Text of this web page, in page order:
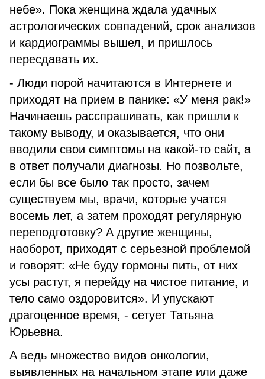
небе». Пока женщина ждала удачных
астрологических совпадений, срок анализов
и кардиограммы вышел, и пришлось
пересдавать их.
- Люди порой начитаются в Интернете и
приходят на прием в панике: «У меня рак!»
Начинаешь расспрашивать, как пришли к
такому выводу, и оказывается, что они
вводили свои симптомы на какой-то сайт, а
в ответ получали диагнозы. Но позвольте,
если бы все было так просто, зачем
существуем мы, врачи, которые учатся
восемь лет, а затем проходят регулярную
переподготовку? А другие женщины,
наоборот, приходят с серьезной проблемой
и говорят: «Не буду гормоны пить, от них
усы растут, я перейду на чистое питание, и
тело само оздоровится». И упускают
драгоценное время, - сетует Татьяна
Юрьевна.
А ведь множество видов онкологии,
выявленных на начальном этапе или даже